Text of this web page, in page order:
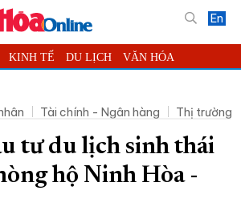
En
KINH TẾ DU LỊCH VĂN HÓA
PHÁP LUẬT BẠN ĐỌC PHÓNG SỰ
VIDEO ĐỌC BÁO ONLINE
- QUẢNG CÁO
HÒA
Tài chính - Ngân hàng Thị trường
tư du lịch sinh thái
hộ Ninh Hòa -